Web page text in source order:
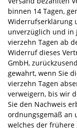
binnen 14 Tagen,
Widerrufserklärung
unverzüglich und in
vierzehn Tagen ab
Widerruf dieses
GmbH,
gewahrt, wenn Sie
vierzehn Tagen
verweigern, bis wir
Sie den Nachweis
ordnungsgemäß an
welches der frühere